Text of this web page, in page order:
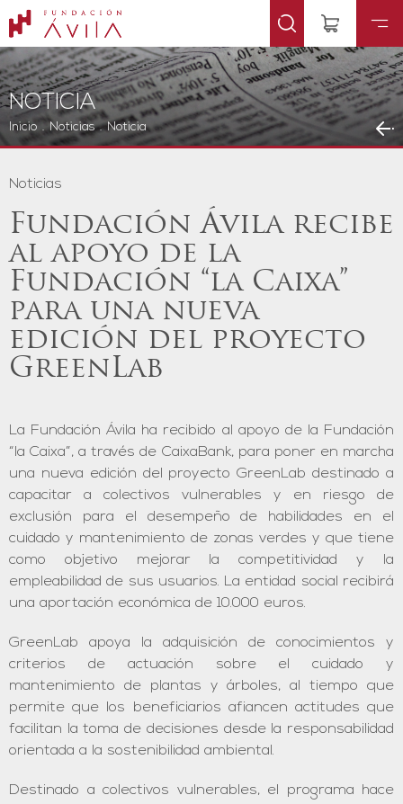
NOTICIA
Inicio . Noticias . Noticia
Noticias
Fundación Ávila recibe
al apoyo de la
Fundación “la Caixa”
para una nueva
edición del proyecto
GreenLab
La Fundación Ávila ha recibido al apoyo de la Fundación
“la Caixa”, a través de CaixaBank, para poner en marcha
una nueva edición del proyecto GreenLab destinado a
capacitar a colectivos vulnerables y en riesgo de
exclusión para el desempeño de habilidades en el
cuidado y mantenimiento de zonas verdes y que tiene
como objetivo mejorar la competitividad y la
empleabilidad de sus usuarios. La entidad social recibirá
una aportación económica de 10.000 euros.
GreenLab apoya la adquisición de conocimientos y
criterios de actuación sobre el cuidado y
mantenimiento de plantas y árboles, al tiempo que
permite que los beneficiarios afiancen actitudes que
facilitan la toma de decisiones desde la responsabilidad
orientada a la sostenibilidad ambiental.
Destinado a colectivos vulnerables, el programa hace